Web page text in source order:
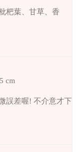
杷葉、甘草、香
cm
誤差喔! 不介意才下